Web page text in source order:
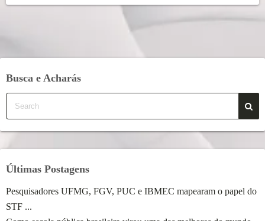
Busca e Acharás
Últimas Postagens
Pesquisadores UFMG, FGV, PUC e IBMEC mapearam o papel do
STF ...